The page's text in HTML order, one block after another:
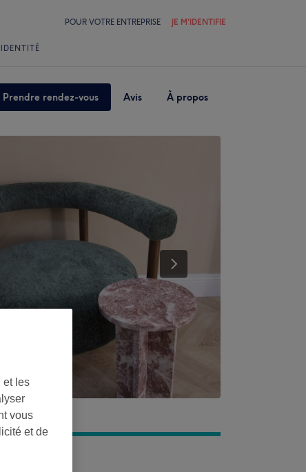
POUR VOTRE ENTREPRISE JE M'IDENTIFIE
Prendre rendez-vous Avis À propos
et les
vous
et de